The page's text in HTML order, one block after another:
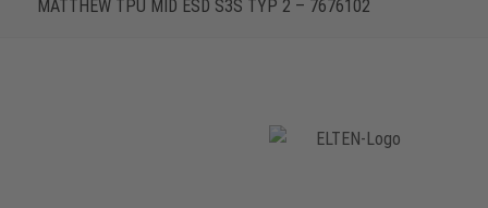
MATTHEW TPU MID ESD S3S TYP 2 – 7676102